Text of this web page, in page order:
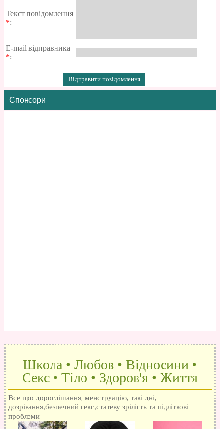
Текст повідомлення
*:
E-mail відправника
*:
Спонсори
Школа • Любов • Відносини •
Секс • Тіло • Здоров'я • Життя
Все про дорослішання, менструацію, такі дні,
дозрівання,безпечний секс,статеву зрілість та підліткові
проблеми